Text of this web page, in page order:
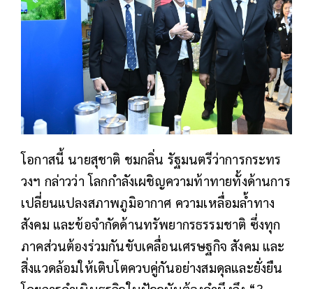
โอกาสนี้ นายสุชาติ ชมกลิ่น รัฐมนตรีว่าการกระทร
วงฯ กล่าวว่า โลกกำลังเผชิญความท้าทายทั้งด้านการ
เปลี่ยนแปลงสภาพภูมิอากาศ ความเหลื่อมล้ำทาง
สังคม และข้อจำกัดด้านทรัพยากรธรรมชาติ ซึ่งทุก
ภาคส่วนต้องร่วมกันขับเคลื่อนเศรษฐกิจ สังคม และ
สิ่งแวดล้อมให้เติบโตควบคู่กันอย่างสมดุลและยั่งยืน